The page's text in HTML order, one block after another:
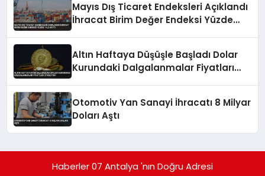
Mayıs Dış Ticaret Endeksleri Açıklandı
İhracat Birim Değer Endeksi Yüzde
Altın Haftaya Düşüşle Başladı Dolar
Kurundaki Dalgalanmalar Fiyatları
Otomotiv Yan Sanayi İhracatı 8 Milyar
Doları Aştı
Haberler 07 Antalya 'nın Doğru Adresi